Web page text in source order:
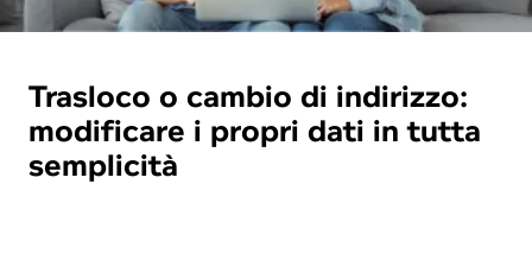
Trasloco o cambio di indirizzo:
modificare i propri dati in tutta
semplicità